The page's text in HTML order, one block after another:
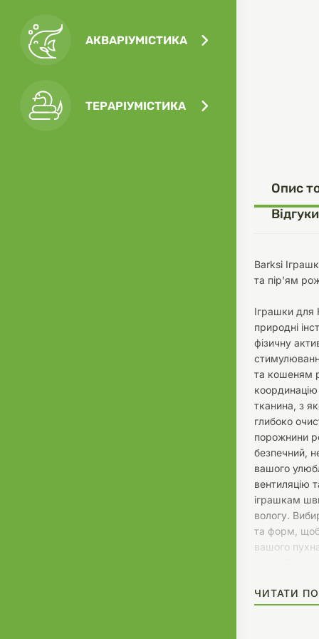
Одяг
АКВАРІУМІСТИКА
Корм
ТЕРАРІУМІСТИКА
Опис
Barksi
та пір'ям
Іграшки для
природні
фізичну
та кошеням
тканина, з
глибоко
порожнини
безпечний,
вашого
вентиляцію
іграшкам
вологу.
та форм, щоб
вашого
ЧИТАТИ